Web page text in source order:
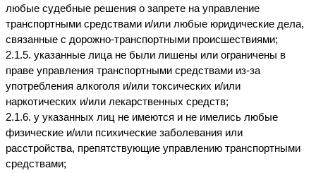
любые судебные решения о запрете на управление
транспортными средствами и/или любые юридические дела,
связанные с дорожно-транспортными происшествиями;
2.1.5. указанные лица не были лишены или ограничены в
праве управления транспортными средствами из-за
употребления алкоголя и/или токсических и/или
наркотических и/или лекарственных средств;
2.1.6. у указанных лиц не имеются и не имелись любые
физические и/или психические заболевания или
расстройства, препятствующие управлению транспортными
средствами;